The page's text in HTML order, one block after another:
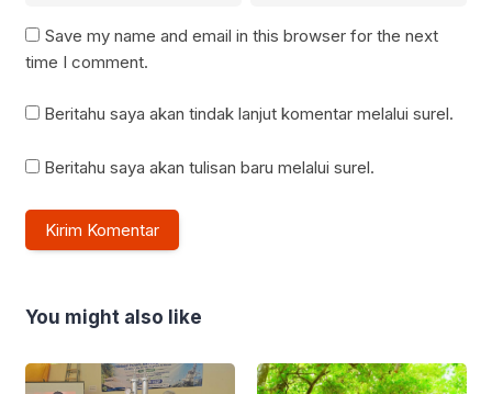
Save my name and email in this browser for the next
time I comment.
Beritahu saya akan tindak lanjut komentar melalui surel.
Beritahu saya akan tulisan baru melalui surel.
You might also like